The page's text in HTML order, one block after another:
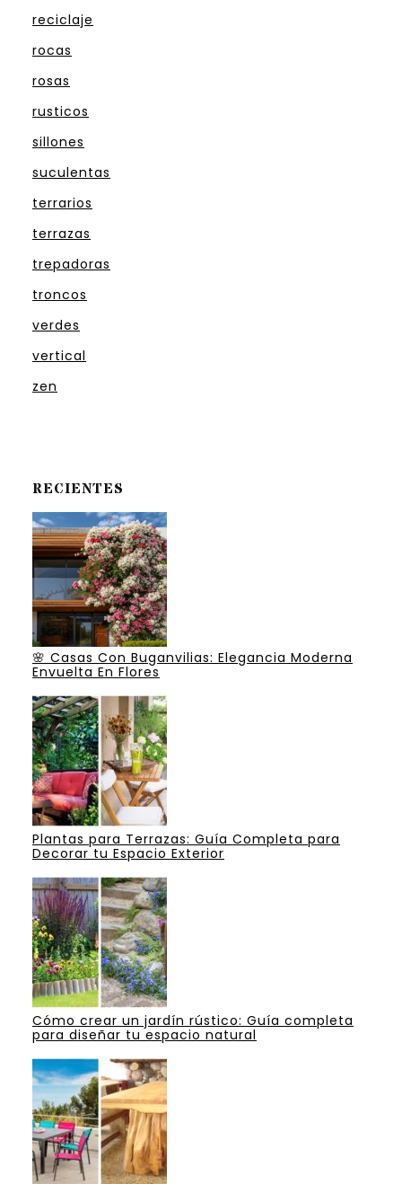
reciclaje
rocas
rosas
rusticos
sillones
suculentas
terrarios
terrazas
trepadoras
troncos
verdes
vertical
zen
RECIENTES
🌸 Casas Con Buganvilias: Elegancia Moderna
Envuelta En Flores
Plantas para Terrazas: Guía Completa para
Decorar tu Espacio Exterior
Cómo crear un jardín rústico: Guía completa
para diseñar tu espacio natural